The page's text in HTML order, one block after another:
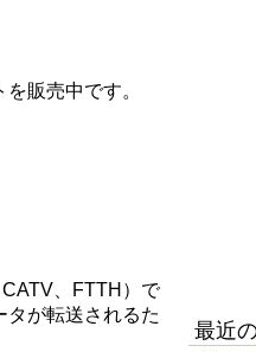
販売中です。
、FTTH）で
が転送されるた
最近